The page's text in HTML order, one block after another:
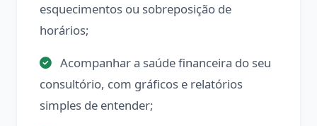
esquecimentos ou sobreposição de
horários;
Acompanhar a saúde financeira do seu
consultório, com gráficos e relatórios
simples de entender;